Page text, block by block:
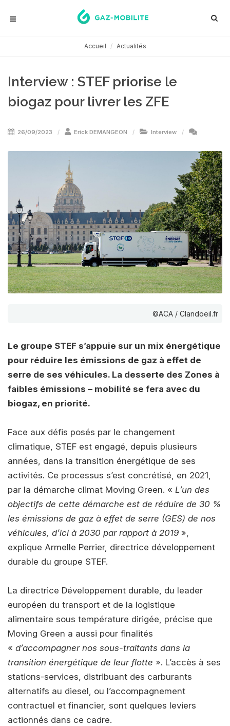
Accueil Actualités
Interview : STEF priorise le
biogaz pour livrer les ZFE
26/09/2023 Erick DEMANGEON Interview
©ACA / Clandoeil.fr
Le groupe STEF s’appuie sur un mix énergétique
pour réduire les émissions de gaz à effet de
serre de ses véhicules. La desserte des Zones à
faibles émissions – mobilité se fera avec du
biogaz, en priorité.
Face aux défis posés par le changement
climatique, STEF est engagé, depuis plusieurs
années, dans la transition énergétique de ses
activités. Ce processus s’est concrétisé, en 2021,
par la démarche climat Moving Green. « L’un des
objectifs de cette démarche est de réduire de 30 %
les émissions de gaz à effet de serre (GES) de nos
véhicules, d’ici à 2030 par rapport à 2019 »,
explique Armelle Perrier, directrice développement
durable du groupe STEF.
La directrice Développement durable, du leader
européen du transport et de la logistique
alimentaire sous température dirigée, précise que
Moving Green a aussi pour finalités
« d’accompagner nos sous-traitants dans la
transition énergétique de leur flotte ». L’accès à ses
stations-services, distribuant des carburants
alternatifs au diesel, ou l’accompagnement
contractuel et financier, sont quelques leviers
actionnés dans ce cadre.